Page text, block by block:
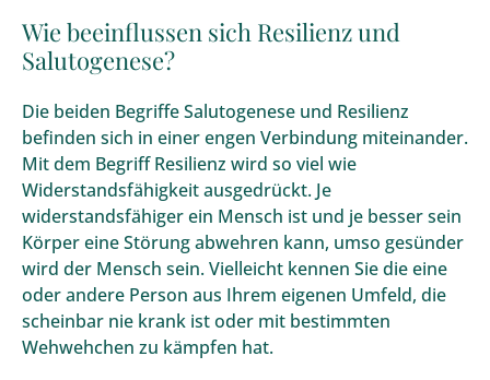
Wie beeinflussen sich Resilienz und
Salutogenese?
Die beiden Begriffe Salutogenese und Resilienz
befinden sich in einer engen Verbindung miteinander.
Mit dem Begriff Resilienz wird so viel wie
Widerstandsfähigkeit ausgedrückt. Je
widerstandsfähiger ein Mensch ist und je besser sein
Körper eine Störung abwehren kann, umso gesünder
wird der Mensch sein. Vielleicht kennen Sie die eine
oder andere Person aus Ihrem eigenen Umfeld, die
scheinbar nie krank ist oder mit bestimmten
Wehwehchen zu kämpfen hat.